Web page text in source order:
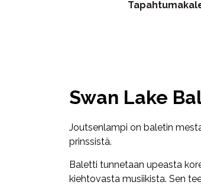
Swan Lake
Joutsenlampi on baletin
prinssistä.
Baletti tunnetaan upeasta
kiehtovasta musiikista. Sen